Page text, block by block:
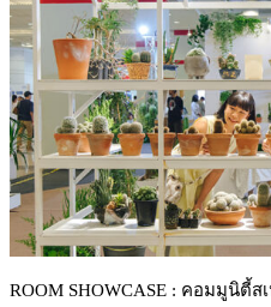
ROOM SHOWCASE : คอมมูนิตี้